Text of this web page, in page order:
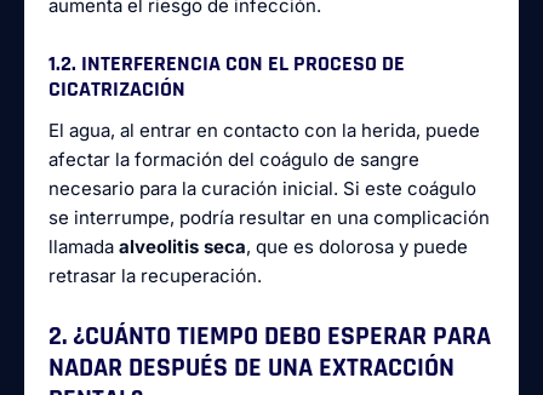
aumenta el riesgo de infección.
1.2. INTERFERENCIA CON EL PROCESO DE
CICATRIZACIÓN
El agua, al entrar en contacto con la herida, puede
afectar la formación del coágulo de sangre
necesario para la curación inicial. Si este coágulo
se interrumpe, podría resultar en una complicación
llamada alveolitis seca, que es dolorosa y puede
retrasar la recuperación.
2. ¿CUÁNTO TIEMPO DEBO ESPERAR PARA
NADAR DESPUÉS DE UNA EXTRACCIÓN